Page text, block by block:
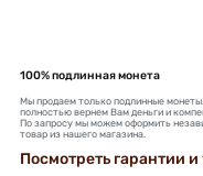
100% подлинная монета
Мы продаем только подлинные
полностью вернем Вам деньги и
По запросу мы можем оформить
товар из нашего магазина.
Посмотреть гарантии